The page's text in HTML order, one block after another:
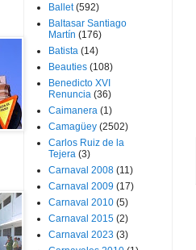
Ballet (592)
Baltasar Santiago
Martín (176)
Batista (14)
Beauties (108)
Benedicto XVI
Renuncia (36)
Caimanera (1)
Camagüey (2502)
Carlos Ruiz de la
Tejera (3)
Carnaval 2008 (11)
Carnaval 2009 (17)
Carnaval 2010 (5)
Carnaval 2015 (2)
Carnaval 2023 (3)